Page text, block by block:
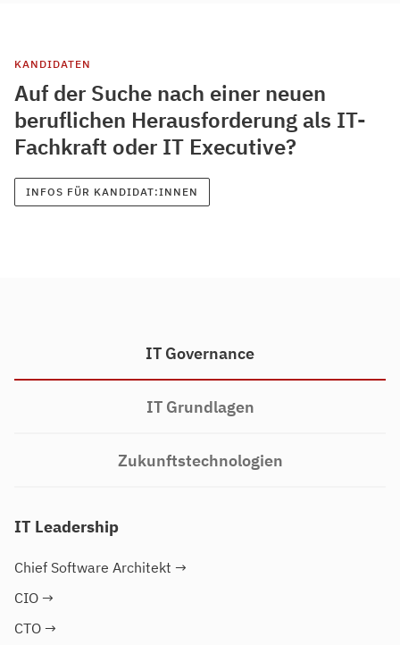
KANDIDATEN
Auf der Suche nach einer neuen
beruflichen Herausforderung als IT-
Fachkraft oder IT Executive?
INFOS FÜR KANDIDAT:INNEN
IT Governance
IT Grundlagen
Zukunftstechnologien
IT Leadership
Chief Software Architekt →
CIO →
CTO →